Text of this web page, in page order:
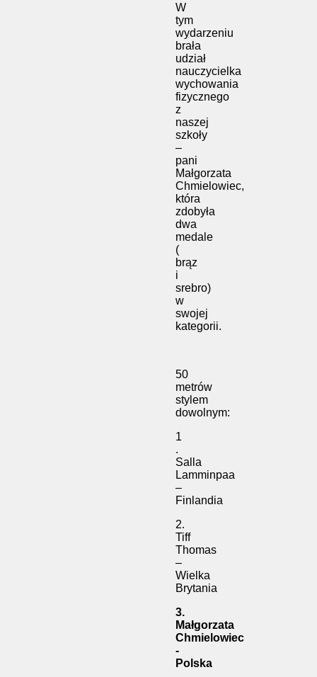
W
tym
wydarzeniu
brała
udział
nauczycielka
wychowania
fizycznego
z
naszej
szkoły
–
pani
Małgorzata
Chmielowiec,
która
zdobyła
dwa
medale
(
brąz
i
srebro)
w
swojej
kategorii.
50
metrów
stylem
dowolnym:
1
.
Salla
Lamminpaa
–
Finlandia
2.
Tiff
Thomas
–
Wielka
Brytania
3.
Małgorzata
Chmielowiec
-
Polska